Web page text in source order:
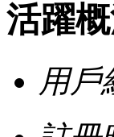
活躍
用戶